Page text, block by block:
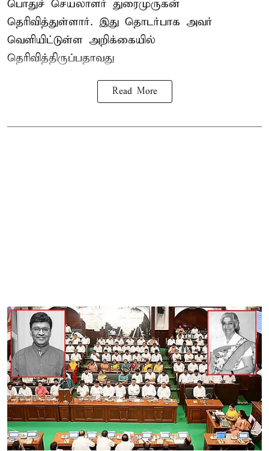
பொதுச் செயலாளர் துரைமுருகன்
தெரிவித்துள்ளார். இது தொடர்பாக அவர்
வெளியிட்டுள்ள அறிக்கையில்
தெரிவித்திருப்பதாவது
Read More